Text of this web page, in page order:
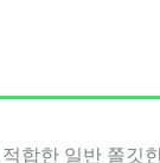
합한 일반 쫄깃